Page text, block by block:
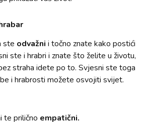
ste odvažni i točno znate kako postići
ste i hrabri i znate što želite u životu,
straha idete po to. Svjesni ste toga
i hrabrosti možete osvojiti svijet.
te prilično empatični.